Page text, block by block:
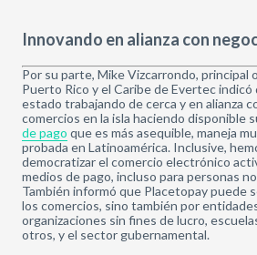
Innovando en alianza con
Por su parte, Mike Vizcarrondo, principal
Puerto Rico y el Caribe de Evertec indicó
estado trabajando de cerca y en alianza
comercios en la isla haciendo disponible
de pago que es más asequible, maneja
probada en Latinoamérica. Inclusive,
democratizar el comercio electrónico
medios de pago, incluso para personas no
También informó que Placetopay puede
los comercios, sino también por
organizaciones sin fines de lucro,
otros, y el sector gubernamental.